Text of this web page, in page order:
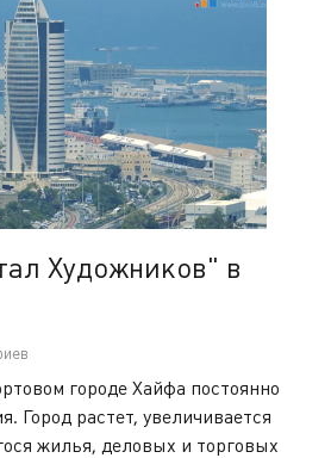
Художников" в
городе Хайфа постоянно
Город растет, увеличивается
жилья, деловых и торговых